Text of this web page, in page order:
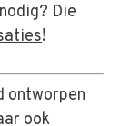
Die
!
ontworpen
ook